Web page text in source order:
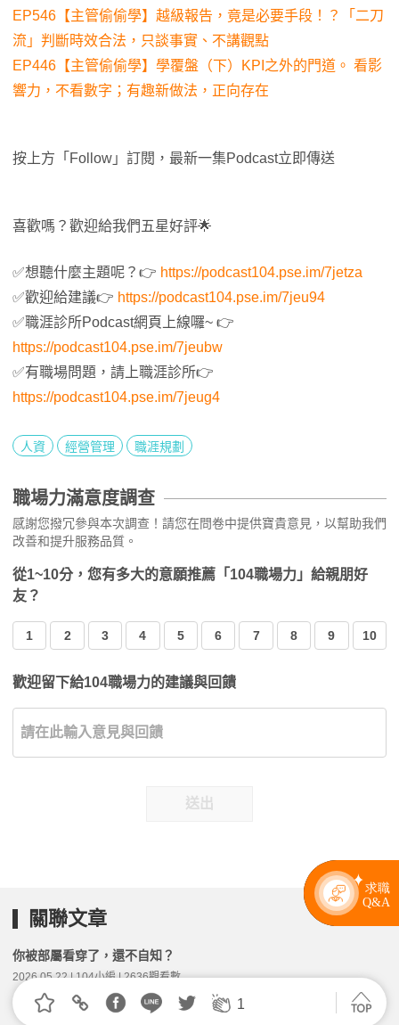
EP546【主管偷偷學】越級報告，竟是必要手段！？「二刀
流」判斷時效合法，只談事實、不講觀點
EP446【主管偷偷學】學覆盤（下）KPI之外的門道。 看影
響力，不看數字；有趣新做法，正向存在
按上方「Follow」訂閱，最新一集Podcast立即傳送
喜歡嗎？歡迎給我們五星好評🌟
✅想聽什麼主題呢？👉 https://podcast104.pse.im/7jetza
✅歡迎給建議👉 https://podcast104.pse.im/7jeu94
✅職涯診所Podcast網頁上線囉~ 👉
https://podcast104.pse.im/7jeubw
✅有職場問題，請上職涯診所👉
https://podcast104.pse.im/7jeug4
人資 經營管理 職涯規劃
職場力滿意度調查
感謝您撥冗參與本次調查！請您在問卷中提供寶貴意見，以幫助我們
改善和提升服務品質。
從1~10分，您有多大的意願推薦「104職場力」給親朋好
友？
1 2 3 4 5 6 7 8 9 10
歡迎留下給104職場力的建議與回饋
送出
1
關聯文章
你被部屬看穿了，還不自知？
2026.05.22 | 104小編 | 2636觀看數